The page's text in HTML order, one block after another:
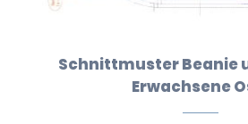
Schnittmuster Beanie
Erwachsene